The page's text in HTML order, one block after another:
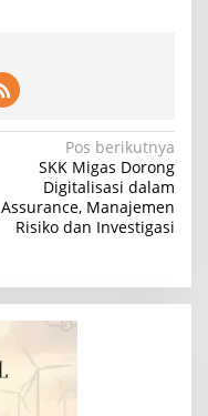
Pos berikutnya
SKK Migas Dorong
Digitalisasi dalam
Assurance, Manajemen
Risiko dan Investigasi